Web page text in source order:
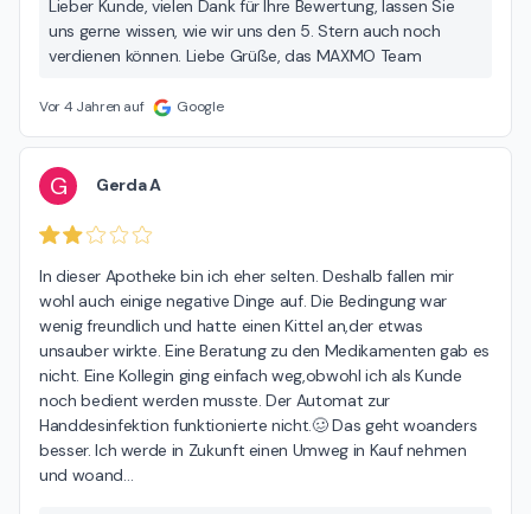
Lieber Kunde, vielen Dank für Ihre Bewertung, lassen Sie
uns gerne wissen, wie wir uns den 5. Stern auch noch
verdienen können. Liebe Grüße, das MAXMO Team
Vor 4 Jahren auf Google
G Gerda A
In dieser Apotheke bin ich eher selten. Deshalb fallen mir
wohl auch einige negative Dinge auf. Die Bedingung war
wenig freundlich und hatte einen Kittel an,der etwas
unsauber wirkte. Eine Beratung zu den Medikamenten gab es
nicht. Eine Kollegin ging einfach weg,obwohl ich als Kunde
noch bedient werden musste. Der Automat zur
Handdesinfektion funktionierte nicht.🥴 Das geht woanders
besser. Ich werde in Zukunft einen Umweg in Kauf nehmen
und woand